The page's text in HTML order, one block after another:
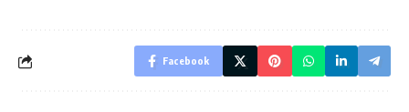
Facebook